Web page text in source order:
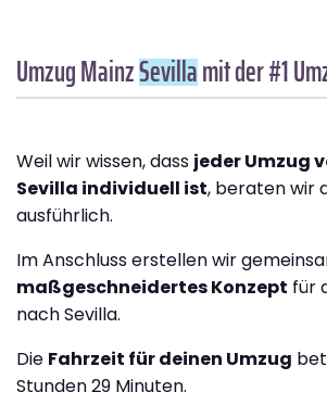
Umzug MainzSevillamit der #1
Weil wir wissen, dass jeder Umzug
Sevilla individuell ist, beraten wir
ausführlich.
Im Anschluss erstellen wir
maßgeschneidertes Konzept für
nach Sevilla.
Die Fahrzeit für deinen Umzug
Stunden 29 Minuten.